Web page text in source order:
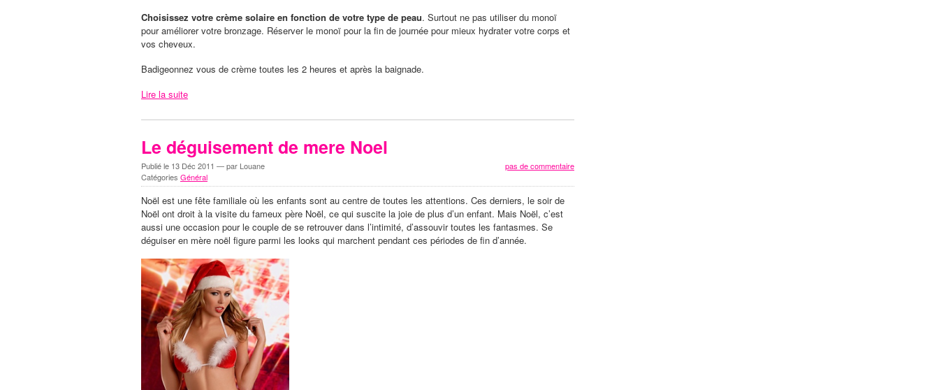
Choisissez votre crème solaire en fonction de votre type de peau. Surtout ne pas utiliser du monoï
pour améliorer votre bronzage. Réserver le monoï pour la fin de journée pour mieux hydrater votre corps et
vos cheveux.
Badigeonnez vous de crème toutes les 2 heures et après la baignade.
Lire la suite
Le déguisement de mere Noel
pas de commentaire
Publié le 13 Déc 2011 — par Louane
Catégories Général
Noël est une fête familiale où les enfants sont au centre de toutes les attentions. Ces derniers, le soir de
Noël ont droit à la visite du fameux père Noël, ce qui suscite la joie de plus d’un enfant. Mais Noël, c’est
aussi une occasion pour le couple de se retrouver dans l’intimité, d’assouvir toutes les fantasmes. Se
déguiser en mère noël figure parmi les looks qui marchent pendant ces périodes de fin d’année.